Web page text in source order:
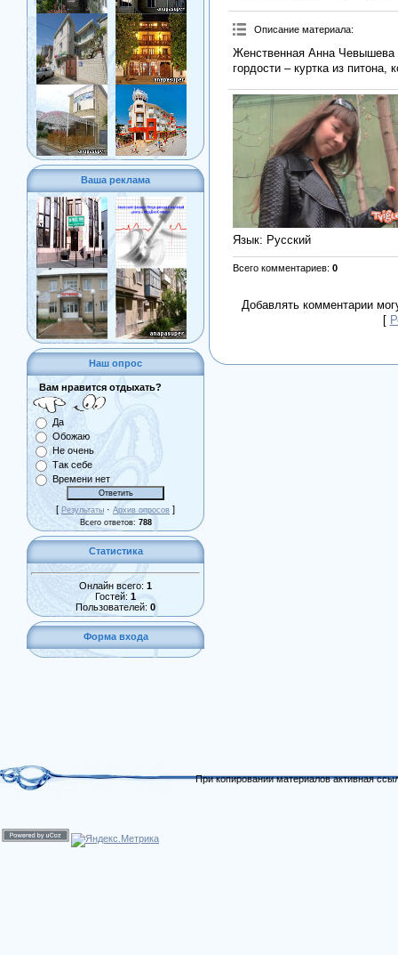
Ваша реклама
Наш опрос
Вам нравится отдыхать?
Да
Обожаю
Не очень
Так себе
Времени нет
[ Результаты · Архив опросов ]
Всего ответов: 788
Статистика
Онлайн всего: 1
Гостей: 1
Пользователей: 0
Форма входа
Описание материала:
Женственная Анна Чевышева
гордости – куртка из
Язык: Русский
Всего комментариев: 0
Добавлять комментарии
[
При копировании материалов активная